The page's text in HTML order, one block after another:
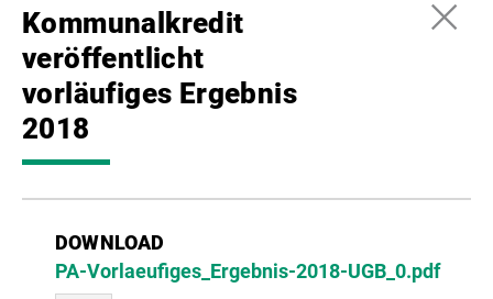
Kommunalkredit
veröffentlicht
vorläufiges Ergebnis
2018
DOWNLOAD
PA-Vorlaeufiges_Ergebnis-2018-UGB_0.pdf